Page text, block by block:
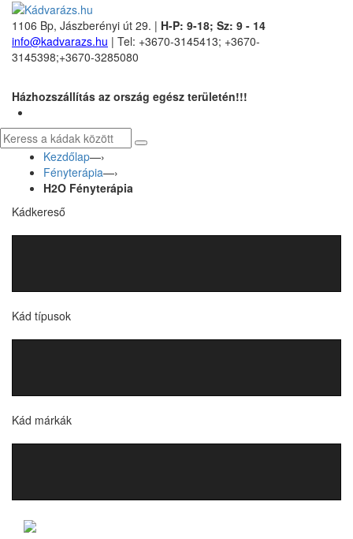
1106 Bp, Jászberényi út 29. | H-P: 9-18; Sz: 9 - 14
info@kadvarazs.hu | Tel: +3670-3145413; +3670-
3145398;+3670-3285080
Házhozszállítás az ország egész területén!!!
Kezdőlap—›
Fényterápia—›
H2O Fényterápia
Kádkereső
Kád típusok
Kád márkák